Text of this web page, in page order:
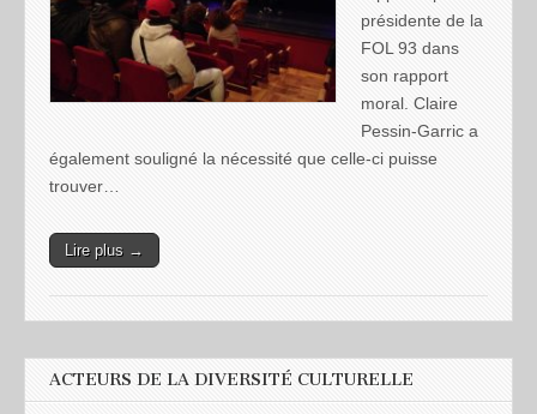
présidente de la
FOL 93 dans
son rapport
moral. Claire
Pessin-Garric a
également souligné la nécessité que celle-ci puisse
trouver…
Lire plus →
ACTEURS DE LA DIVERSITÉ CULTURELLE